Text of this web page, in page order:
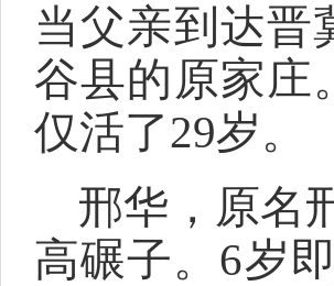
当父亲到达晋
谷县的原家庄
仅活了29岁。
邢华，原名
高碾子。6岁